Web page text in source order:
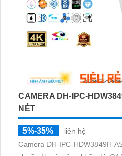
CAMERA DH-IPC-
NÉT
5%-35%
liên hệ
Camera DH-IPC-HDW3849H-